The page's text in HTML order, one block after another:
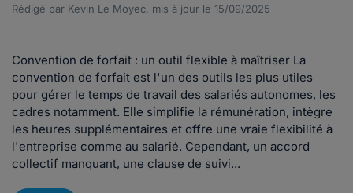
Rédigé par Kevin Le Moyec, mis à jour le 15/09/2025
Convention de forfait : un outil flexible à maîtriser La
convention de forfait est l'un des outils les plus utiles
pour gérer le temps de travail des salariés autonomes, les
cadres notamment. Elle simplifie la rémunération, intègre
les heures supplémentaires et offre une vraie flexibilité à
l'entreprise comme au salarié. Cependant, un accord
collectif manquant, une clause de suivi...